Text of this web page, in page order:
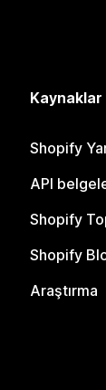
Kaynaklar
Shopify
API
Shopify
Shopify
Araştırma